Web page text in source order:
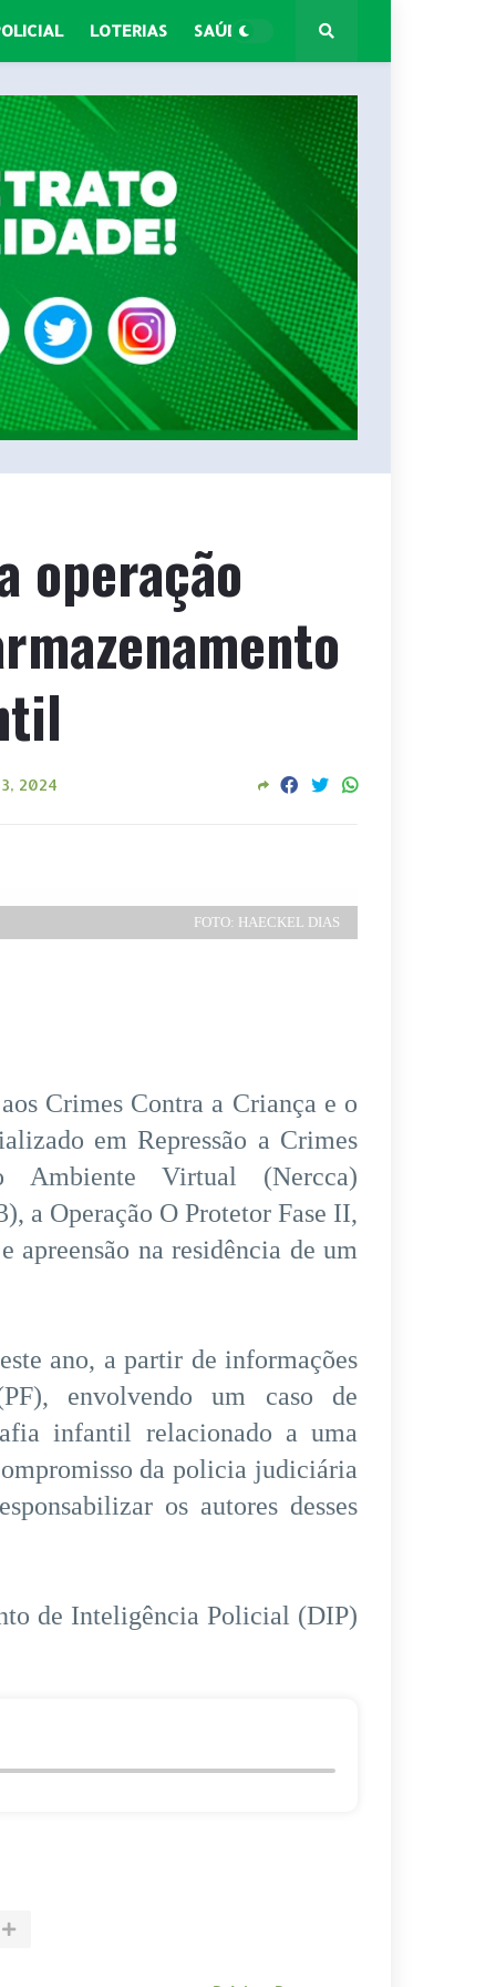
LOTERIAS SAÚDE
operação
2024
FOTO: HAECKEL DIAS
Crimes Contra a Criança e o
em Repressão a Crimes
Ambiente Virtual (Nercca)
a Operação O Protetor Fase II,
apreensão na residência de um
ano, a partir de informações
envolvendo um caso de
infantil relacionado a uma
da policia judiciária
os autores desses
de Inteligência Policial (DIP)